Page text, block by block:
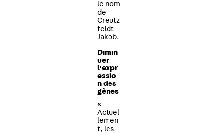
le nom
de
Creutz
feldt-
Jakob.
Dimin
uer
l’expr
essio
n des
gènes
«
Actuel
lemen
t, les